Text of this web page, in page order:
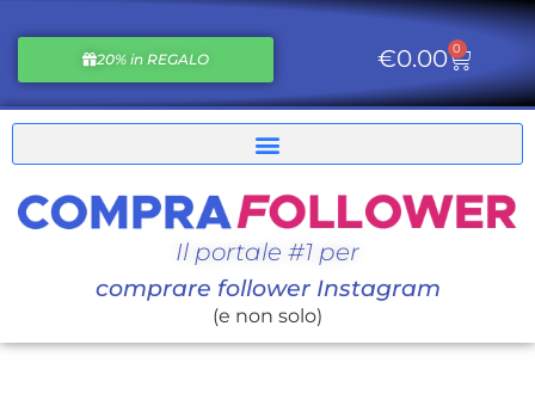
20% in REGALO €0.00 0
Il portale #1 per
comprare follower Instagram
(e non solo)